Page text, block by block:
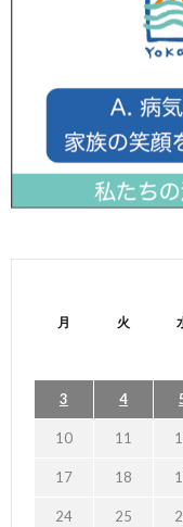
月 火
3 4
10 11
17 18
24 25